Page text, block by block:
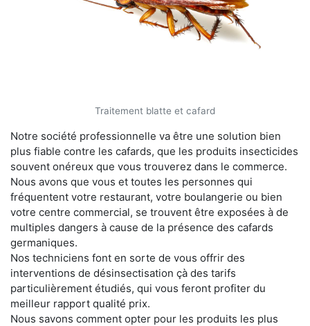
Traitement blatte et cafard
Notre société professionnelle va être une solution bien
plus fiable contre les cafards, que les produits insecticides
souvent onéreux que vous trouverez dans le commerce.
Nous avons que vous et toutes les personnes qui
fréquentent votre restaurant, votre boulangerie ou bien
votre centre commercial, se trouvent être exposées à de
multiples dangers à cause de la présence des cafards
germaniques.
Nos techniciens font en sorte de vous offrir des
interventions de désinsectisation çà des tarifs
particulièrement étudiés, qui vous feront profiter du
meilleur rapport qualité prix.
Nous savons comment opter pour les produits les plus